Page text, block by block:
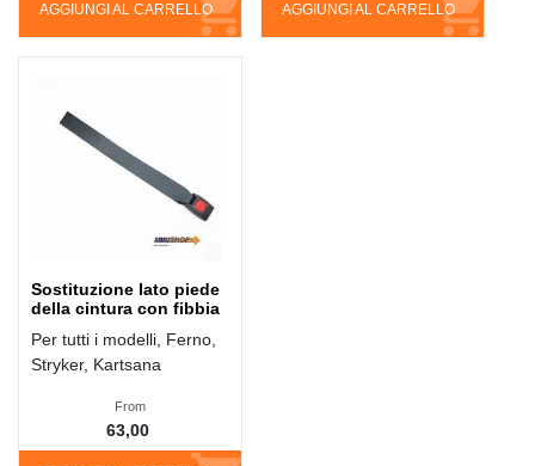
AGGIUNGI AL CARRELLO AGGIUNGI AL CARRELLO
Sostituzione lato piede
della cintura con fibbia
Per tutti i modelli, Ferno,
Stryker, Kartsana
From
63,00